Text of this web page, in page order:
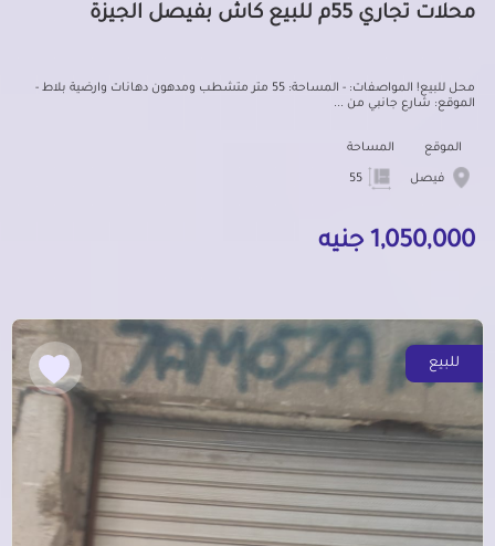
محلات تجاري 55م للبيع كاش بفيصل الجيزة
محل للبيع! المواصفات: - المساحة: 55 متر متشطب ومدهون دهانات وارضية بلاط -
الموقع: شارع جانبي من ...
الموقع
فيصل
المساحة
55
1,050,000 جنيه
للبيع